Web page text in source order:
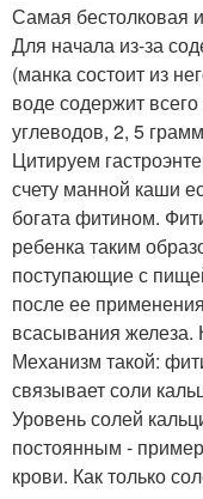
Самая бестолковая
Для начала из-за
(манка состоит из
воде содержит
углеводов, 2, 5
Цитируем
счету манной каши
богата фитином.
ребенка таким
поступающие с
после ее
всасывания железа.
Механизм такой:
связывает соли
Уровень солей
постоянным -
крови. Как только